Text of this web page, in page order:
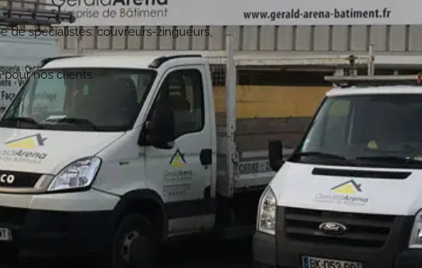
de spécialistes: couvreurs-zingueurs,
nos clients.